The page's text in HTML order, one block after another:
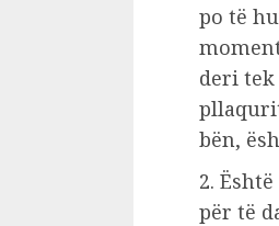
po të
deri tek
bën,
2.
për të